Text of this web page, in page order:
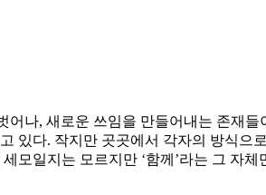
나, 새로운 쓰임을 만들어내는 존재들
있다. 작지만 곳곳에서 각자의 방식으
모일지는 모르지만 ‘함께’라는 그 자